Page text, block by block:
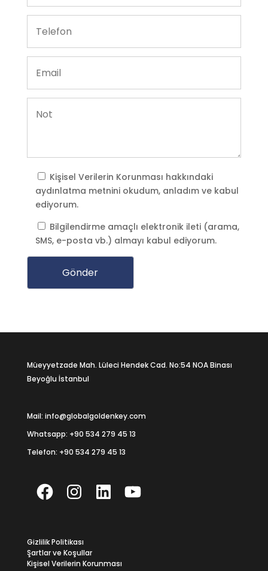
Kişisel Verilerin Korunması hakkındaki
aydınlatma metnini okudum, anladım ve kabul
ediyorum.
Bilgilendirme amaçlı elektronik ileti (arama,
SMS, e-posta vb.) almayı kabul ediyorum.
Müeyyetzade Mah. Lüleci Hendek Cad. No:54 NOA Binası
Beyoğlu İstanbul
Mail: info@globalgoldenkey.com
Whatsapp: +90 534 279 45 13
Telefon: +90 534 279 45 13
FacebookInstagramLinkedIn YouTube
Gizlilik Politikası
Şartlar ve Koşullar
Kişisel Verilerin Korunması